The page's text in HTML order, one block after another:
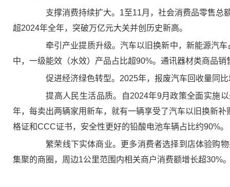
支撑消费持续扩大。1至11月，社会消费品零售总额
超2024年全年，突破万亿元大关并创历史新高。
牵引产业提质升级。汽车以旧换新中，新能源汽车
中，一级能效（水效）产品占比超90%。通讯器材类商品
促进经济绿色转型。2025年，报废汽车回收量同比
提高人民生活品质。自2024年9月政策全面实施以
年，每卖出两辆家用新车，就有一辆享受了汽车以旧换新
格证和CCC证书，安全性更好的铅酸电池车辆占比约90%。
繁荣线下实体商业。更多消费者选择到店体验购物
集聚的商圈，周边1公里范围内相关商户消费额增长超30%